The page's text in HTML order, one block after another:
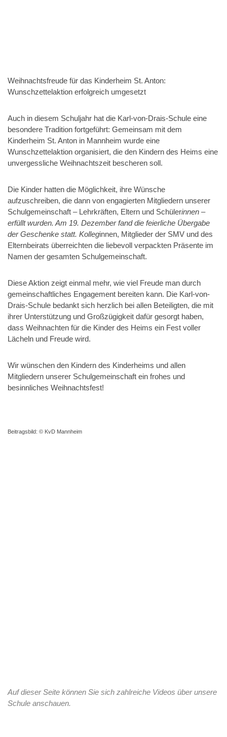
Weihnachtsfreude für das Kinderheim St. Anton:
Wunschzettelaktion erfolgreich umgesetzt
Auch in diesem Schuljahr hat die Karl-von-Drais-Schule eine
besondere Tradition fortgeführt: Gemeinsam mit dem
Kinderheim St. Anton in Mannheim wurde eine
Wunschzettelaktion organisiert, die den Kindern des Heims eine
unvergessliche Weihnachtszeit bescheren soll.
Die Kinder hatten die Möglichkeit, ihre Wünsche
aufzuschreiben, die dann von engagierten Mitgliedern unserer
Schulgemeinschaft – Lehrkräften, Eltern und Schülerinnen –
erfüllt wurden. Am 19. Dezember fand die feierliche Übergabe
der Geschenke statt. Kolleginnen, Mitglieder der SMV und des
Elternbeirats überreichten die liebevoll verpackten Präsente im
Namen der gesamten Schulgemeinschaft.
Diese Aktion zeigt einmal mehr, wie viel Freude man durch
gemeinschaftliches Engagement bereiten kann. Die Karl-von-
Drais-Schule bedankt sich herzlich bei allen Beteiligten, die mit
ihrer Unterstützung und Großzügigkeit dafür gesorgt haben,
dass Weihnachten für die Kinder des Heims ein Fest voller
Lächeln und Freude wird.
Wir wünschen den Kindern des Kinderheims und allen
Mitgliedern unserer Schulgemeinschaft ein frohes und
besinnliches Weihnachtsfest!
Beitragsbild: © KvD Mannheim
Auf dieser Seite können Sie sich zahlreiche Videos über unsere
Schule anschauen.